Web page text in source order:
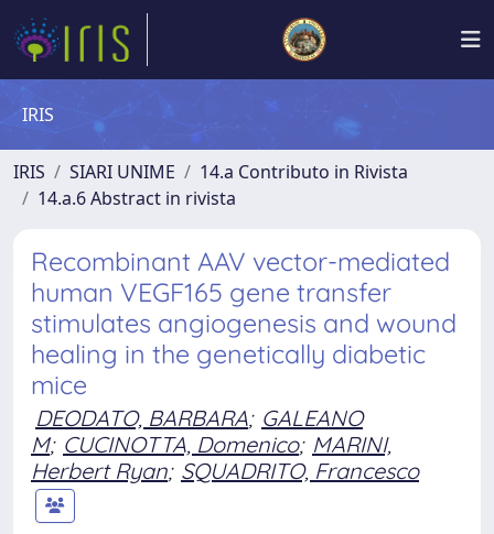
IRIS
IRIS SIARI UNIME
14.a Contributo in Rivista
14.a.6 Abstract in rivista
Recombinant AAV vector-mediated
human VEGF165 gene transfer
stimulates angiogenesis and wound
healing in the genetically diabetic
mice
DEODATO, BARBARA; GALEANO
M; CUCINOTTA, Domenico; MARINI,
Herbert Ryan; SQUADRITO, Francesco